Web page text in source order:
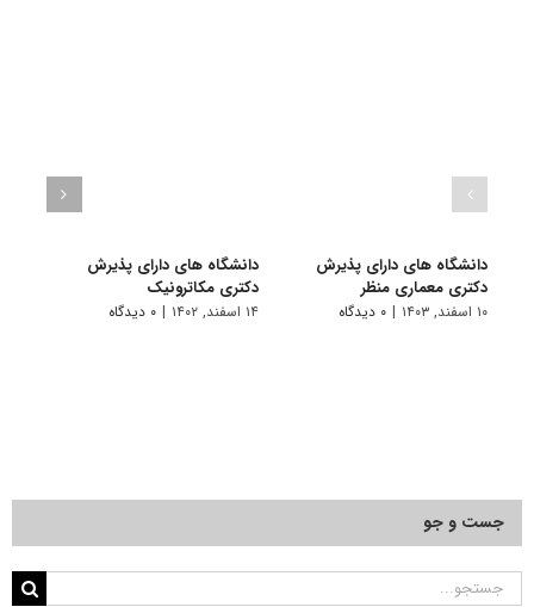
دانشگاه های دارای پذیرش
دکتری ﻣﻌﻤﺎری منظر
۱۰ اسفند, ۱۴۰۳ | ۰ دیدگاه
دانشگاه های دارای پذیرش
دکتری مکاترونیک
۱۴ اسفند, ۱۴۰۲ | ۰ دیدگاه
جست و جو
جستجو